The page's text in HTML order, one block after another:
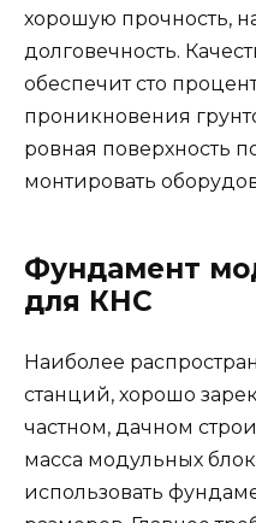
хорошую прочность,
долговечность.
обеспечит сто
проникновения
ровная поверхность
монтировать
Фундамент
для КНС
Наиболее
станций, хорошо
частном, дачном
масса модульных
использовать